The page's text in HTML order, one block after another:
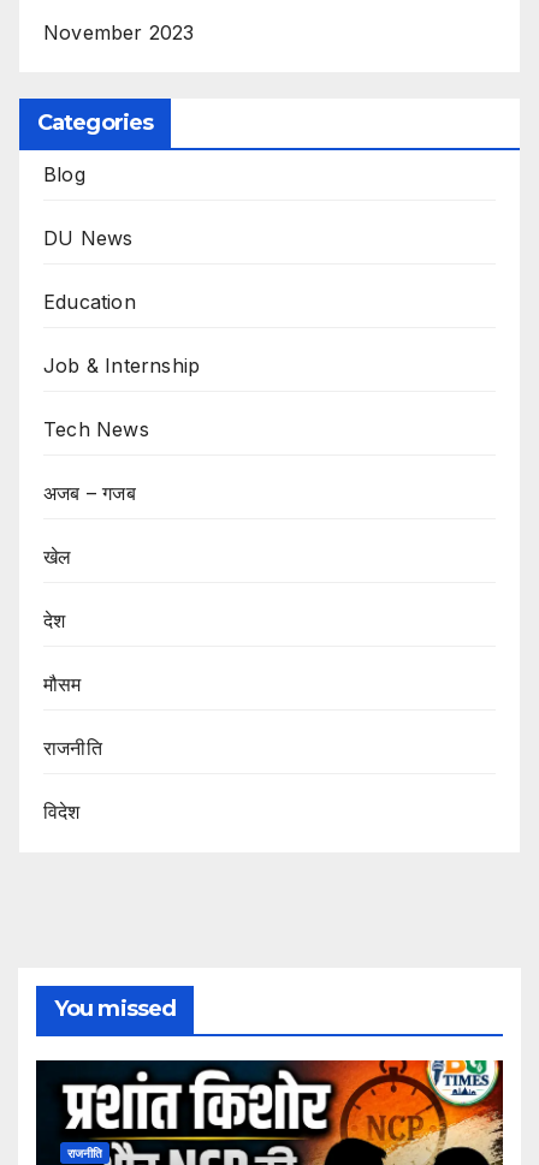
November 2023
Categories
Blog
DU News
Education
Job & Internship
Tech News
अजब – गजब
खेल
देश
मौसम
राजनीति
विदेश
You missed
राजनीति